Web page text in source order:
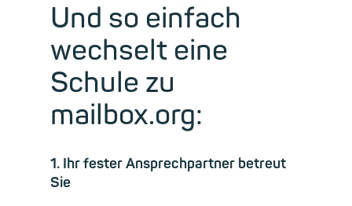
Und so einfach
wechselt eine
Schule zu
mailbox.org:
1. Ihr fester Ansprechpartner betreut
Sie